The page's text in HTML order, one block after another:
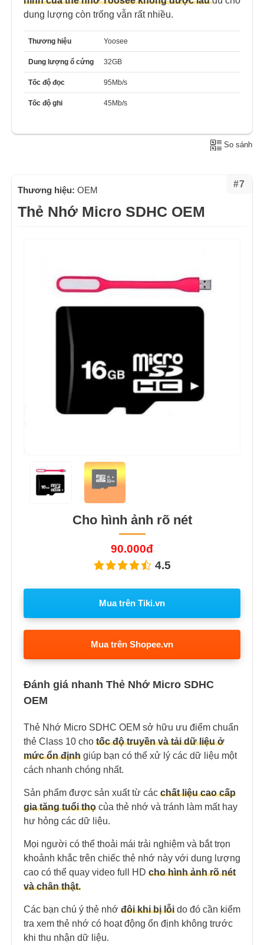
dung lượng còn trống vẫn rất nhiều.
Thương hiệu Yoosee
Dung lượng ổ cứng 32GB
Tốc độ đọc 95Mb/s
Tốc độ ghi 45Mb/s
So sánh
#7
Thương hiệu: OEM
Thẻ Nhớ Micro SDHC OEM
Cho hình ảnh rõ nét
90.000đ
4.5
Mua trên Tiki.vn
Mua trên Shopee.vn
Đánh giá nhanh Thẻ Nhớ Micro SDHC
OEM
Thẻ Nhớ Micro SDHC OEM sở hữu ưu điểm chuẩn
thẻ Class 10 cho tốc độ truyền và tải dữ liệu ở
mức ổn định giúp bạn có thể xử lý các dữ liệu một
cách nhanh chóng nhất.
Sản phẩm được sản xuất từ các chất liệu cao cấp
gia tăng tuổi thọ của thẻ nhớ và tránh làm mất hay
hư hỏng các dữ liệu.
Mọi người có thể thoải mái trải nghiệm và bắt trọn
khoảnh khắc trên chiếc thẻ nhớ này với dung lượng
cao có thể quay video full HD cho hình ảnh rõ nét
và chân thật.
Các bạn chú ý thẻ nhớ đôi khi bị lỗi do đó cần kiểm
tra xem thẻ nhớ có hoạt động ổn định không trước
khi thu nhận dữ liệu.